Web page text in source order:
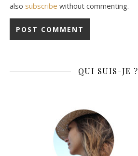
also subscribe without commenting.
QUI SUIS-JE ?